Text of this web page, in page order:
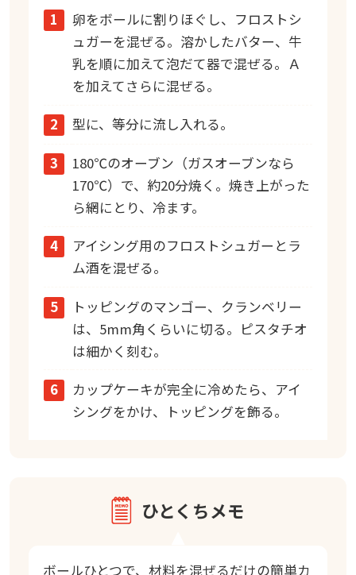
1
卵をボールに割りほぐし、フロストシ
ュガーを混ぜる。溶かしたバター、牛
乳を順に加えて泡だて器で混ぜる。Ａ
を加えてさらに混ぜる。
2 型に、等分に流し入れる。
3
180℃のオーブン（ガスオーブンなら
170℃）で、約20分焼く。焼き上がった
ら網にとり、冷ます。
4
アイシング用のフロストシュガーとラ
ム酒を混ぜる。
5
トッピングのマンゴー、クランベリー
は、5mm角くらいに切る。ピスタチオ
は細かく刻む。
6
カップケーキが完全に冷めたら、アイ
シングをかけ、トッピングを飾る。
ひとくちメモ
ボールひとつで、材料を混ぜるだけの簡単カ